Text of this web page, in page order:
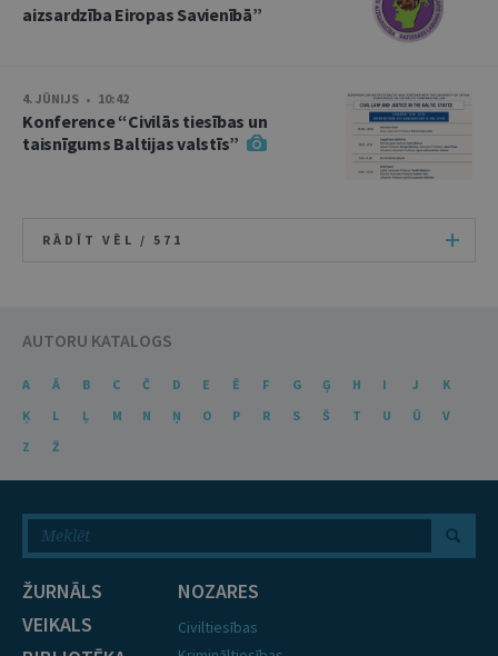
aizsardzība Eiropas Savienībā”
4. JŪNIJS • 10:42
Konference “Civilās tiesības un
taisnīgums Baltijas valstīs”
RĀDĪT VĒL / 571
AUTORU KATALOGS
A Ā B C Č D E Ē F G Ģ H I J
K
Ķ
L Ļ M N Ņ O P R S Š T U Ū
V
Z
Ž
ŽURNĀLS
VEIKALS
NOZARES
Civiltiesības